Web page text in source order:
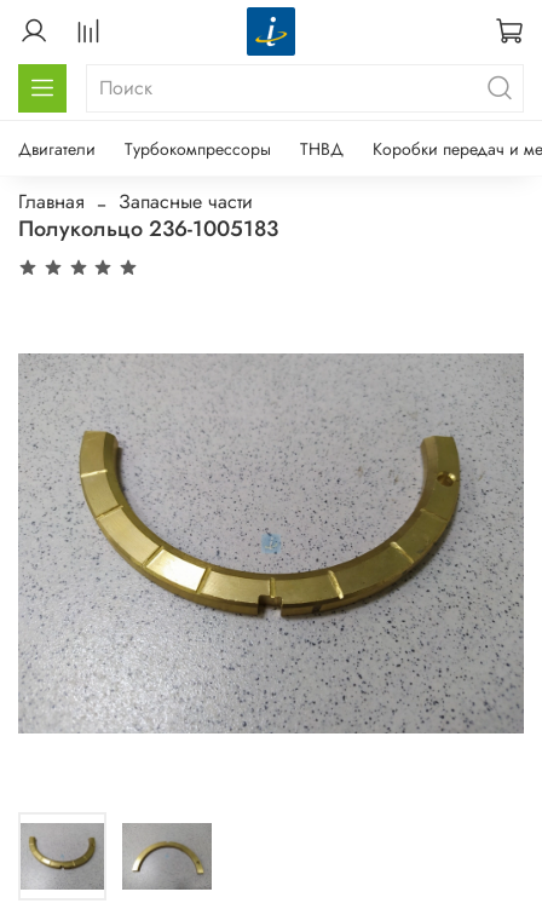
Двигатели Турбокомпрессоры ТНВД Коробки передач и
Главная Запасные части
Полукольцо 236-1005183